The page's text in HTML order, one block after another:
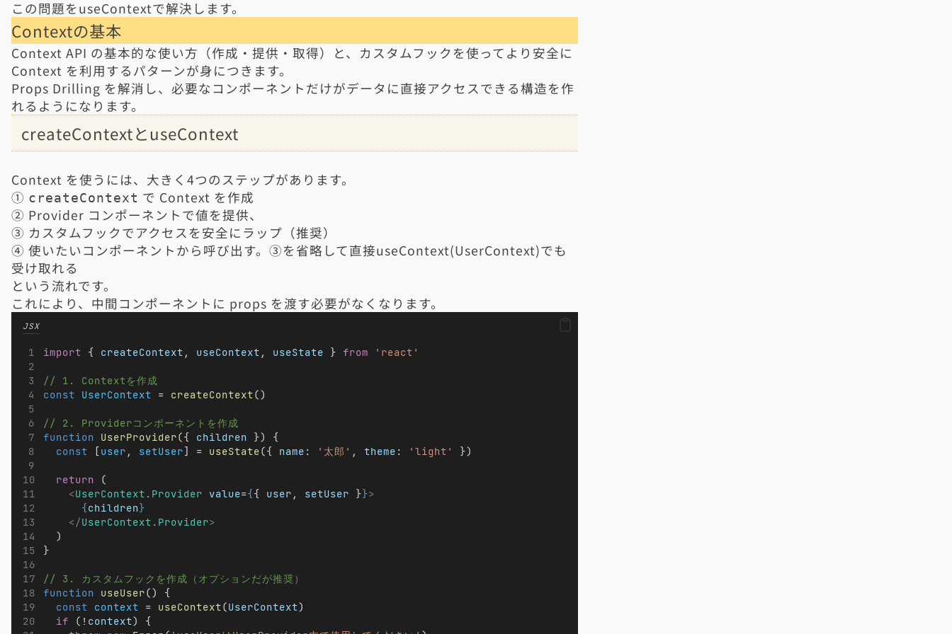
この問題をuseContextで解決します。
Contextの基本
Context API の基本的な使い方（作成・提供・取得）と、カスタムフックを使ってより安全に
Context を利用するパターンが身につきます。
Props Drilling を解消し、必要なコンポーネントだけがデータに直接アクセスできる構造を作
れるようになります。
createContextとuseContext
Context を使うには、大きく4つのステップがあります。
① createContext で Context を作成
② Provider コンポーネントで値を提供、
③ カスタムフックでアクセスを安全にラップ（推奨）
④ 使いたいコンポーネントから呼び出す。③を省略して直接useContext(UserContext)でも
受け取れる
という流れです。
これにより、中間コンポーネントに props を渡す必要がなくなります。
JSX
import { createContext , useContext , useState } from 'react'
// 1. Contextを作成
const
UserContext = createContext()
// 2. Providerコンポーネントを作成
function
UserProvider({ children }) {
const [user , setUser] = useState({ name: '太郎' , theme: 'light' })
return (
<UserContext.Provider value={{ user , setUser }}>
{children}
</UserContext.Provider>
  )
}
// 3. カスタムフックを作成（オプションだが推奨）
function
useUser() {
const
context = useContext(UserContext)
if (! context) {